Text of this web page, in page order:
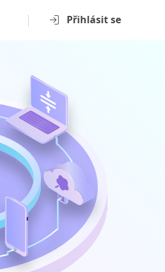
Přihlásit se